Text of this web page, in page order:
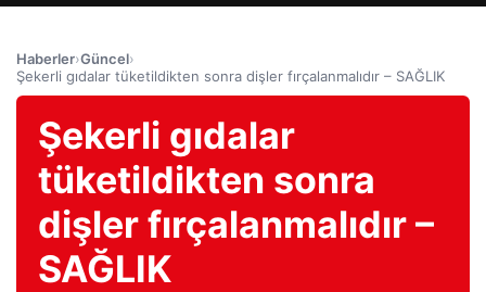
Haberler›Güncel›
Şekerli gıdalar tüketildikten sonra dişler fırçalanmalıdır – SAĞLIK
Şekerli gıdalar
tüketildikten sonra
dişler fırçalanmalıdır –
SAĞLIK